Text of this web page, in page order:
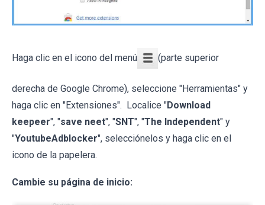
Haga clic en el icono del menú (parte superior
derecha de Google Chrome), seleccione "Herramientas" y
haga clic en "Extensiones". Localice "Download
keepeer", "save neet", "SNT", "The Independent" y
"YoutubeAdblocker", selecciónelos y haga clic en el
icono de la papelera.
Cambie su página de inicio: